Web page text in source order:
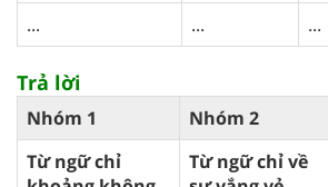
...
... ...
Trả lời
Nhóm 1 Nhóm 2
Từ ngữ chỉ
Từ ngữ chỉ về